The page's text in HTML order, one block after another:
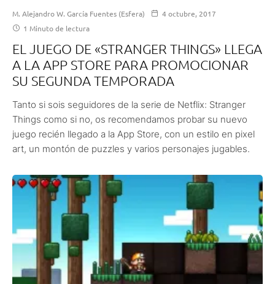
M. Alejandro W. García Fuentes (Esfera)
4 octubre, 2017
1 Minuto de lectura
EL JUEGO DE «STRANGER THINGS» LLEGA
A LA APP STORE PARA PROMOCIONAR
SU SEGUNDA TEMPORADA
Tanto si sois seguidores de la serie de Netflix: Stranger
Things como si no, os recomendamos probar su nuevo
juego recién llegado a la App Store, con un estilo en pixel
art, un montón de puzzles y varios personajes jugables.